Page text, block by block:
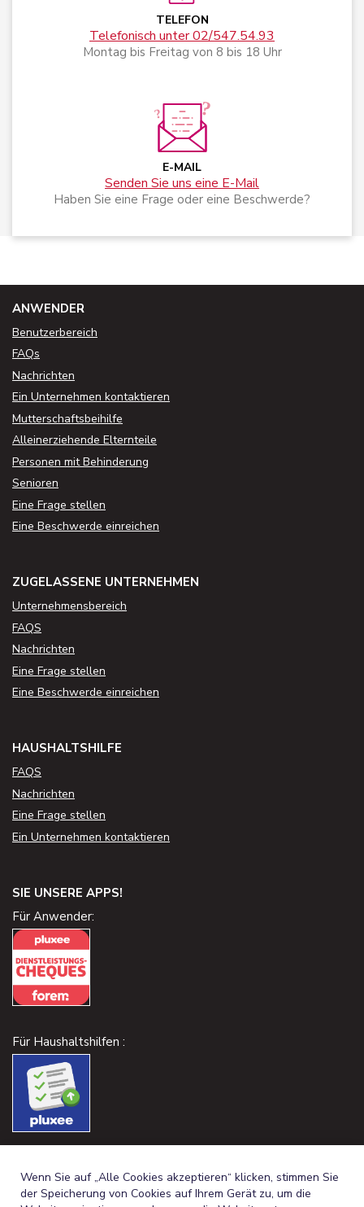
TELEFON
Telefonisch unter 02/547.54.93
Montag bis Freitag von 8 bis 18 Uhr
E-MAIL
Senden Sie uns eine E-Mail
Haben Sie eine Frage oder eine Beschwerde?
ANWENDER
Benutzerbereich
FAQs
Nachrichten
Ein Unternehmen kontaktieren
Mutterschaftsbeihilfe
Alleinerziehende Elternteile
Personen mit Behinderung
Senioren
Eine Frage stellen
Eine Beschwerde einreichen
ZUGELASSENE UNTERNEHMEN
Unternehmensbereich
FAQS
Nachrichten
Eine Frage stellen
Eine Beschwerde einreichen
HAUSHALTSHILFE
FAQS
Nachrichten
Eine Frage stellen
Ein Unternehmen kontaktieren
SIE UNSERE APPS!
Für Anwender:
Für Haushaltshilfen :
Wenn Sie auf „Alle Cookies akzeptieren“ klicken, stimmen Sie
der Speicherung von Cookies auf Ihrem Gerät zu, um die